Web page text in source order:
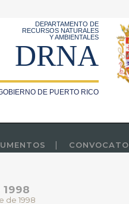
DEPARTAMENTO DE
RECURSOS NATURALES
Y AMBIENTALES
DRNA
DE PUERTO RICO
de 1998